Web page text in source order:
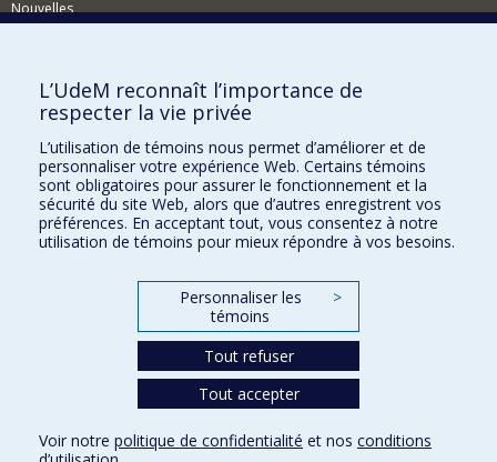
Nouvelles
Comment soutenir le Département?
BESOIN D'AIDE?
Plan du site
Signaler une erreur
Accessibilité
FACULTÉ DES ARTS ET DES SCIENCES
Nos départements et écoles
Conditions d’utilisation
L’UdeM reconnaît l’importance de
respecter la vie privée
L’utilisation de témoins nous permet d’améliorer et de
personnaliser votre expérience Web. Certains témoins
sont obligatoires pour assurer le fonctionnement et la
sécurité du site Web, alors que d’autres enregistrent vos
préférences. En acceptant tout, vous consentez à notre
utilisation de témoins pour mieux répondre à vos besoins.
Personnaliser les
témoins
>
Tout refuser
Tout accepter
Voir notre politique de confidentialité et nos conditions